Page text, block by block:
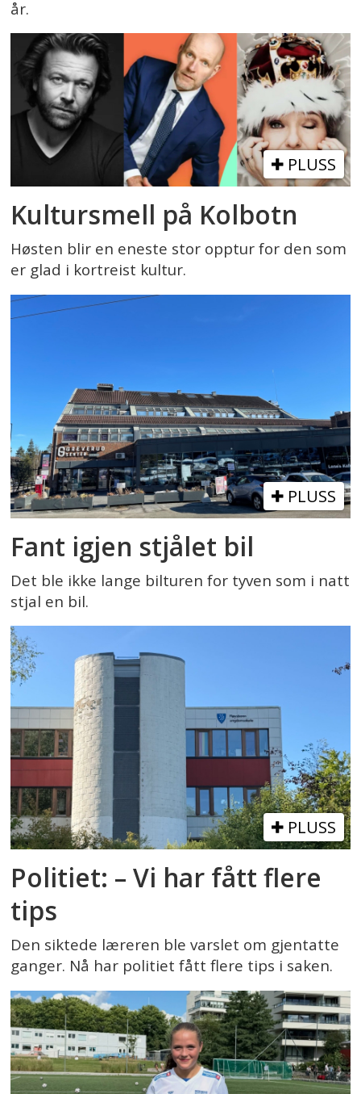
år.
PLUSS
Kultursmell på Kolbotn
Høsten blir en eneste stor opptur for den som
er glad i kortreist kultur.
PLUSS
Fant igjen stjålet bil
Det ble ikke lange bilturen for tyven som i natt
stjal en bil.
PLUSS
Politiet: – Vi har fått flere
tips
Den siktede læreren ble varslet om gjentatte
ganger. Nå har politiet fått flere tips i saken.